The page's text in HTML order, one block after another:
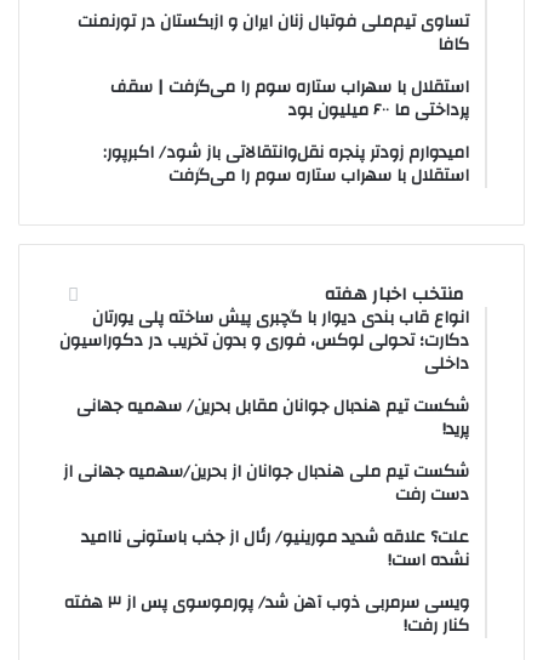
تساوی تیم‌ملی فوتبال زنان ایران و ازبکستان در تورنمنت
کافا
استقلال با سهراب ستاره سوم را می‌گرفت | سقف
پرداختی ما ۶۰۰ میلیون بود
امیدوارم زودتر پنجره نقل‌وانتقالاتی باز شود/ اکبرپور:
استقلال با سهراب ستاره سوم را می‌گرفت
منتخب اخبار هفته
انواع قاب بندی دیوار با گچبری پیش ساخته پلی یورتان
دکارت؛ تحولی لوکس، فوری و بدون تخریب در دکوراسیون
داخلی
شکست تیم هندبال جوانان مقابل بحرین/ سهمیه جهانی
پرید!
شکست تیم ملی هندبال جوانان از بحرین/سهمیه جهانی از
دست رفت
علت؟ علاقه شدید مورینیو/ رئال از جذب باستونی ناامید
نشده است!
ویسی سرمربی ذوب آهن شد/ پورموسوی پس از ۳ هفته
کنار رفت!